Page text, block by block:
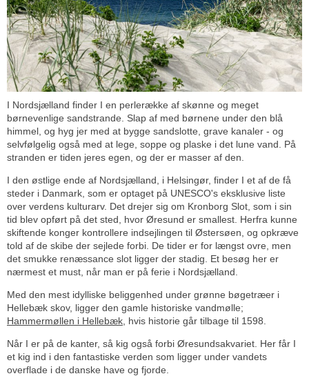
I Nordsjælland finder I en perlerække af skønne og meget
børnevenlige sandstrande. Slap af med børnene under den blå
himmel, og hyg jer med at bygge sandslotte, grave kanaler - og
selvfølgelig også med at lege, soppe og plaske i det lune vand. På
stranden er tiden jeres egen, og der er masser af den.
I den østlige ende af Nordsjælland, i Helsingør, finder I et af de få
steder i Danmark, som er optaget på UNESCO's eksklusive liste
over verdens kulturarv. Det drejer sig om Kronborg Slot, som i sin
tid blev opført på det sted, hvor Øresund er smallest. Herfra kunne
skiftende konger kontrollere indsejlingen til Østersøen, og opkræve
told af de skibe der sejlede forbi. De tider er for længst ovre, men
det smukke renæssance slot ligger der stadig. Et besøg her er
nærmest et must, når man er på ferie i Nordsjælland.
Med den mest idylliske beliggenhed under grønne bøgetræer i
Hellebæk skov, ligger den gamle historiske vandmølle;
Hammermøllen i Hellebæk , hvis historie går tilbage til 1598.
Når I er på de kanter, så kig også forbi Øresundsakvariet. Her får I
et kig ind i den fantastiske verden som ligger under vandets
overflade i de danske have og fjorde.